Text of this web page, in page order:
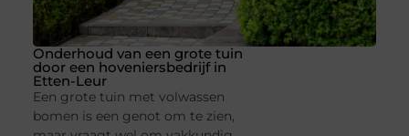
Onderhoud van een grote tuin
door een hoveniersbedrijf in
Etten-Leur
Een grote tuin met volwassen
bomen is een genot om te zien,